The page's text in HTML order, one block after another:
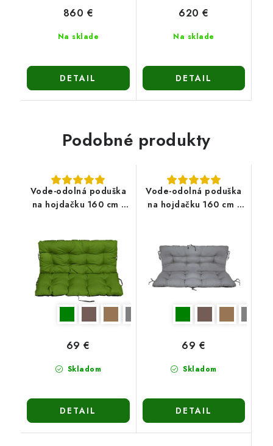
Na sklade
860 €
DETAIL
Na sklade
620 €
DETAIL
Podobné produkty
Vode-odolná poduška
na hojdačku 160 cm -
Skladom
69 €
DETAIL
Vode-odolná poduška
na hojdačku 160 cm -
Skladom
69 €
DETAIL